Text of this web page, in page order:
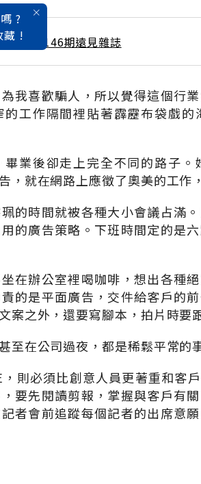
?
藏 !誌 第146期遠見雜誌
為我喜歡騙人，所以覺得這個行
工作隔間裡貼著霹靂布袋戲
業後卻走上完全不同的路子
，就在網路上應徵了奧美的工作
的時間就被各種大小會議占滿
的廣告策略。下班時間定的是
在辦公室裡喝咖啡，想出各種
的是平面廣告，交件給客戶的
案之外，還要寫腳本，拍片時要
至在公司過夜，都是稀鬆平常的
則必須比創意人員更著重和客
要先閱讀剪報，掌握與客戶有
者會前追蹤每個記者的出席意